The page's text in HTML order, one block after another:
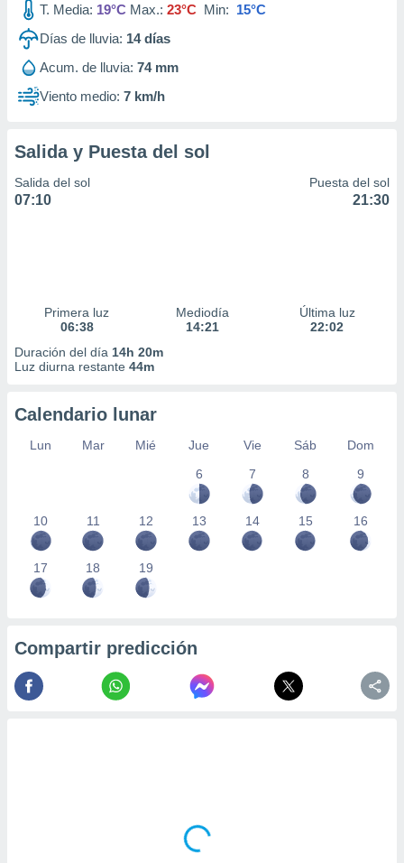
utilizar
crear un
la
medir el
de la
de
de
uso de
publicidad
1199
T. Media: 19°C Max.: 23°C Min: 15°C
Días de lluvia: 14días
Acum. de lluvia: 74 mm
Viento medio: 7 km/h
Salida y Puesta del sol
Salida del sol
07:10
Puesta del sol
21:30
Primera luz
06:38
Mediodía
14:21
Última luz
22:02
Duración del día 14h 20m
Luz diurna restante 44m
Calendario lunar
Lun Mar Mié Jue Vie Sáb
Dom
6
7 8 9
10 11 12 13 14 15 16
17 18 19
Compartir predicción